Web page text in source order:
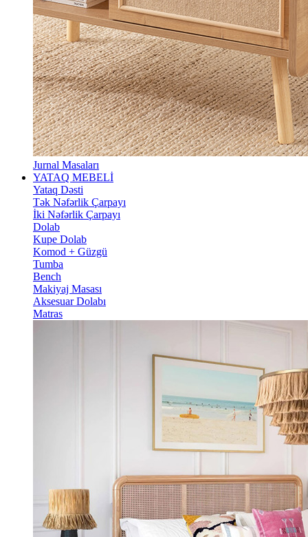
Jurnal Masaları
YATAQ MEBELİ
Yataq Dəsti
Tək Nəfərlik Çarpayı
İki Nəfərlik Çarpayı
Dolab
Kupe Dolab
Komod + Güzgü
Tumba
Bench
Makiyaj Masası
Aksesuar Dolabı
Matras